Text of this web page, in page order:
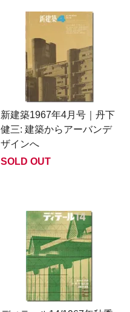
新建築1967年4月号｜丹下
健三: 建築からアーバンデ
ザインへ
SOLD OUT